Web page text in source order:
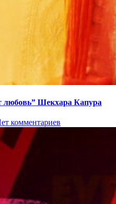
любовь” Шекхара Капура
комментариев